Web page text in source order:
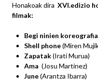
Honakoak dira XVI.edizio
filmak:
Begi ninien koreografia
Shell phone(Miren
Zapatak(Irati Murua)
Ama (Josu Martinez)
June(Arantza Ibarra)